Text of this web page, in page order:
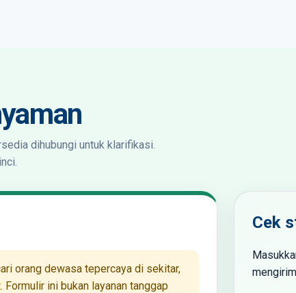
dihubungi untuk klarifikasi.
orang dewasa tepercaya di sekitar,
ini bukan layanan tanggap
Cek